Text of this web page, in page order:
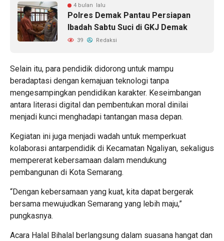
4 bulan lalu
Polres Demak Pantau Persiapan
Ibadah Sabtu Suci di GKJ Demak
39 Redaksi
Selain itu, para pendidik didorong untuk mampu
beradaptasi dengan kemajuan teknologi tanpa
mengesampingkan pendidikan karakter. Keseimbangan
antara literasi digital dan pembentukan moral dinilai
menjadi kunci menghadapi tantangan masa depan.
Kegiatan ini juga menjadi wadah untuk memperkuat
kolaborasi antarpendidik di Kecamatan Ngaliyan, sekaligus
mempererat kebersamaan dalam mendukung
pembangunan di Kota Semarang.
“Dengan kebersamaan yang kuat, kita dapat bergerak
bersama mewujudkan Semarang yang lebih maju,”
pungkasnya.
Acara Halal Bihalal berlangsung dalam suasana hangat dan